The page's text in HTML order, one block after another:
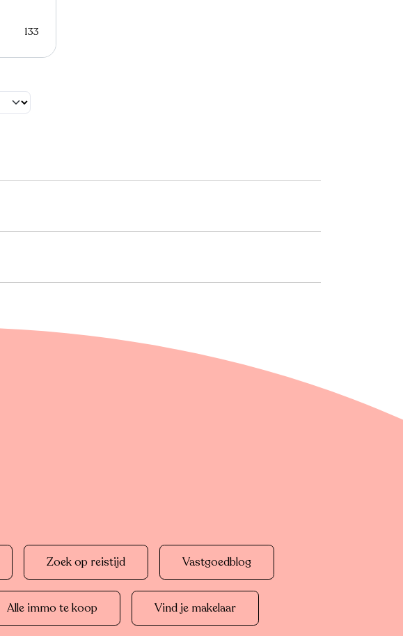
133
Zoek op reistijd Vastgoedblog
Alle immo te koop Vind je makelaar